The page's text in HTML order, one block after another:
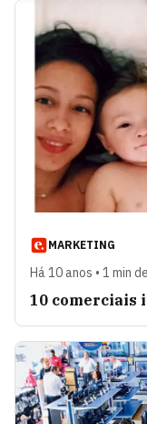
MARKETING
Há 10 anos • 1 min
10 comerciais